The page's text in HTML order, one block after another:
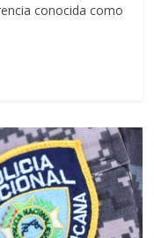
conocida como